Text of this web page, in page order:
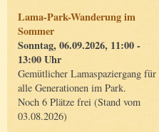
Lama-Park-Wanderung im
Sommer
Sonntag, 06.09.2026, 11:00 -
13:00 Uhr
Gemütlicher Lamaspaziergang für
alle Generationen im Park.
Noch 6 Plätze frei (Stand vom
03.08.2026)